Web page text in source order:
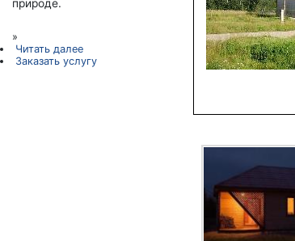
природе.
»
Читать далее
Заказать услугу